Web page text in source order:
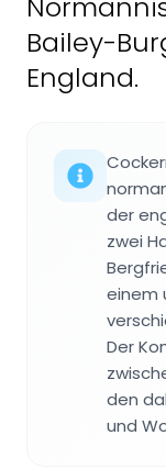
Bailey-
England.
der
zwei
einem
Der
den
und